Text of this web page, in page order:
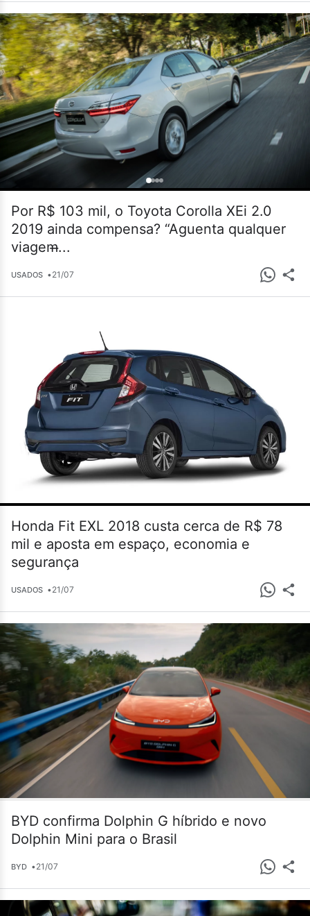
Por R$ 103 mil, o Toyota Corolla XEi 2.0
2019 ainda compensa? “Aguenta qualquer
viagem̶...
USADOS •21/07
Honda Fit EXL 2018 custa cerca de R$ 78
mil e aposta em espaço, economia e
segurança
USADOS •21/07
BYD confirma Dolphin G híbrido e novo
Dolphin Mini para o Brasil
BYD •21/07